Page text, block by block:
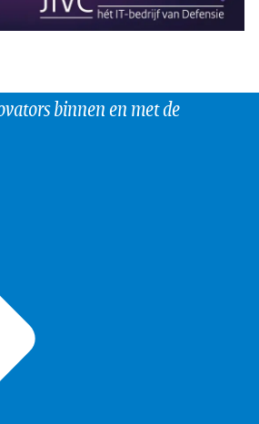
binnen en met de